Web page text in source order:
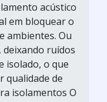
acústico
em bloquear o
ambientes. Ou
ruídos
isolado, o que
qualidade de
isolamentos O